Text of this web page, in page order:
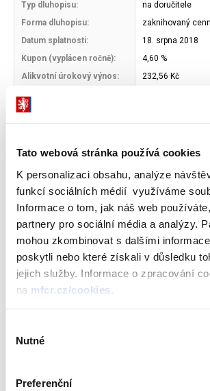
Tato webová stránka používá cookies
K personalizaci obsahu, analýze
funkcí sociálních médií využíváme
Informace o tom, jak náš web
partnery pro sociální média a analýzy.
mohou zkombinovat s dalšími
poskytli nebo které získali v důsledku
jejich služby. Informace o zpracování
na mfcr.cz/cookies
souhlasu
Nutné
Preferenční
Typ dluhopisu:
na doručitele
Forma dluhopisu:
zaknihovaný
Datum splatnosti:
18. srpna 2018
Kupon (vyplácen ročně):
4,60 %
Alikvotní úrokový výnos:
232,56 Kč
Jmenovitá hodnota
dluhopisu:
Jmenovitá hodnota
aukce:**
Maximální přijatelný výnos
není stanoven
Datum aukce:
15. února 2012
Uzávěrka příjmu
objednávek:
konkurenční 15.
nekonkurenční
14:45
Datum vydání tranše:
20. února 2012
Způsob prodeje dluhopisů:
Administrátor emise:
*)Oznámení o aukci je zveřejňováno vždy